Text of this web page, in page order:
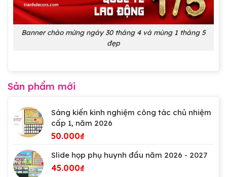
Banner chào mừng ngày 30 tháng 4 và mùng 1 tháng 5
đẹp
Sản phẩm mới
Sáng kiến kinh nghiệm công tác chủ nhiệm
cấp 1, năm 2026
50.000₫
Slide họp phụ huynh đầu năm 2026 - 2027
45.000₫